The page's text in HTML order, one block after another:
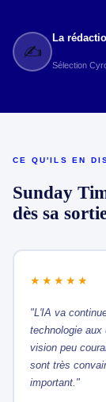
✍
La
Sélection
CE QU'ILS EN
Sunday
dès sa
★★★★★
"L'IA va
technologie aux
vision peu
sont très
important."